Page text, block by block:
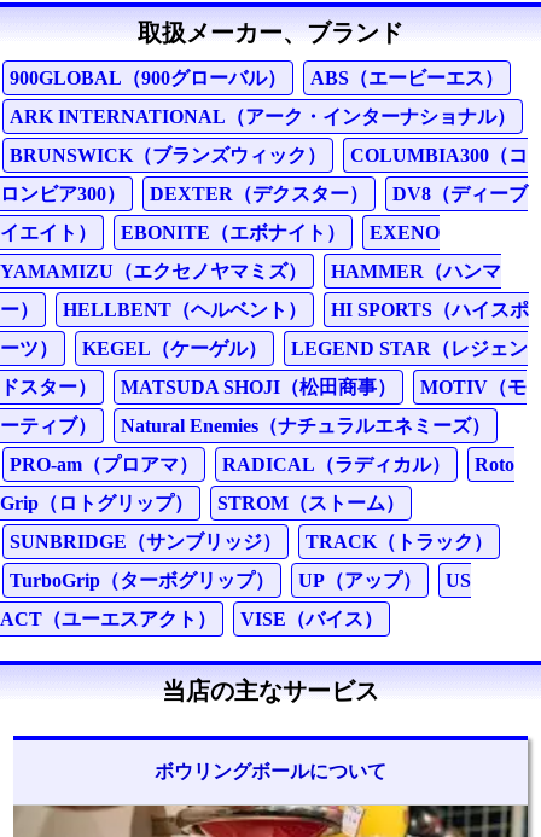
取扱メーカー、ブランド
900GLOBAL（900グローバル）
ABS（エービーエス）
ARK INTERNATIONAL（アーク・インターナショナル）
BRUNSWICK（ブランズウィック）
COLUMBIA300（コ
ロンビア300）
DEXTER（デクスター）
DV8（ディーブ
イエイト）
EBONITE（エボナイト）
EXENO
YAMAMIZU（エクセノヤマミズ）
HAMMER（ハンマ
ー）
HELLBENT（ヘルベント）
HI SPORTS（ハイスポ
ーツ）
KEGEL（ケーゲル）
LEGEND STAR（レジェン
ドスター）
MATSUDA SHOJI（松田商事）
MOTIV（モ
ーティブ）
Natural Enemies（ナチュラルエネミーズ）
PRO-am（プロアマ）
RADICAL（ラディカル）
Roto
Grip（ロトグリップ）
STROM（ストーム）
SUNBRIDGE（サンブリッジ）
TRACK（トラック）
TurboGrip（ターボグリップ）
UP（アップ）
US
ACT（ユーエスアクト）
VISE（バイス）
当店の主なサービス
ボウリングボールについて